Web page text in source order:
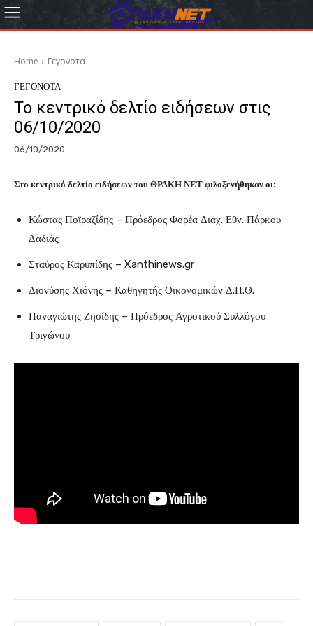
Home Γεγονοτα
ΓΕΓΟΝΟΤΑ
Το κεντρικό δελτίο ειδήσεων στις
06/10/2020
06/10/2020
Στο κεντρικό δελτίο ειδήσεων του ΘΡΑΚΗ ΝΕΤ φιλοξενήθηκαν οι:
Κώστας Ποϊραζίδης – Πρόεδρος Φορέα Διαχ. Εθν. Πάρκου
Δαδιάς
Σταύρος Καρυπίδης – Xanthinews.gr
Διονύσης Χιόνης – Καθηγητής Οικονομικών Δ.Π.Θ.
Παναγιώτης Ζησίδης – Πρόεδρος Αγροτικού Συλλόγου
Τριγώνου